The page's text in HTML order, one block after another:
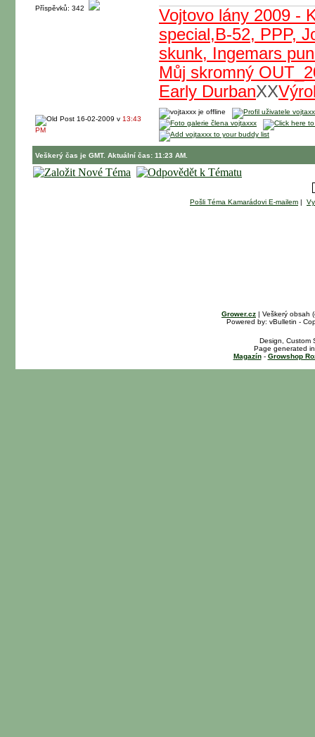
Příspěvků: 342
Vojtovo lány 2009 -
special,B-52, PPP,
skunk, Ingemars
Můj skromný
Early DurbanXX
16-02-2009 v 13:43
PM
Veškerý čas je GMT. Aktuální čas: 11:23 AM.
Pošli Téma Kamarádovi E-mailem |
Grower.cz | Veškerý obsah
Powered by: vBulletin -
Design, Custom
Page generated
Magazín- Growshop